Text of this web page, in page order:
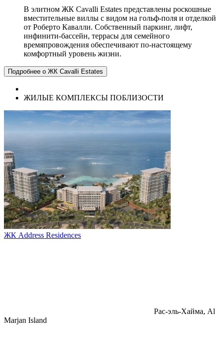
В элитном ЖК Cavalli Estates представлены роскошные
вместительные виллы с видом на гольф-поля и отделкой
от Роберто Кавалли. Собственный паркинг, лифт,
инфинити-бассейн, террасы для семейного
времяпровождения обеспечивают по-настоящему
комфортный уровень жизни.
Подробнее о ЖК Cavalli Estates
ЖИЛЫЕ КОМПЛЕКСЫ ПОБЛИЗОСТИ
ЖК Address Residences
Pac-эль-Хайма, Al
Marjan Island